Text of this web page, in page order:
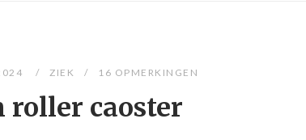
ZIEK 16 OPMERKINGEN
roller caoster